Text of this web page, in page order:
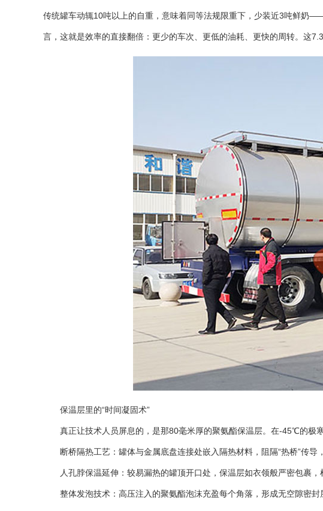
传统罐车动辄10吨以上的自重，意味着同等法规限重下，少装近3吨鲜奶
言，这就是效率的直接翻倍：更少的车次、更低的油耗、更快的周转。这7.3
保温层里的“时间凝固术”
真正让技术人员屏息的，是那80毫米厚的聚氨酯保温层。在-45℃的极
断桥隔热工艺：罐体与金属底盘连接处嵌入隔热材料，阻隔“热桥”传导
人孔脖保温延伸：较易漏热的罐顶开口处，保温层如衣领般严密包裹，
整体发泡技术：高压注入的聚氨酯泡沫充盈每个角落，形成无空隙密封